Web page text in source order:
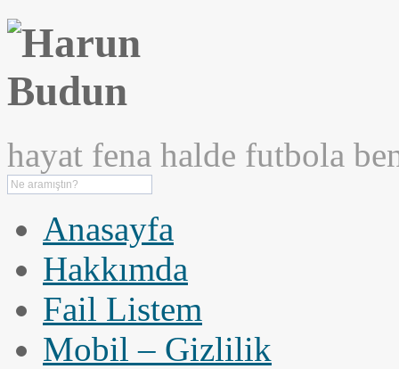
hayat fena halde futbola
Anasayfa
Hakkımda
Fail Listem
Mobil – Gizlilik